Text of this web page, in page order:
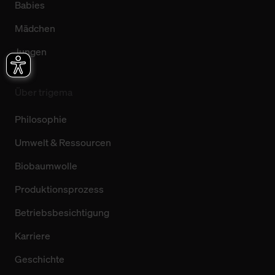
Babies
Mädchen
Jungen
Philosophie
Umwelt & Ressourcen
Biobaumwolle
Produktionsprozess
Betriebsbesichtigung
Karriere
Geschichte